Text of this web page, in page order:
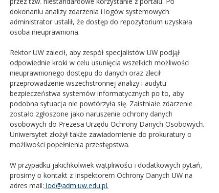
dokonaniu analizy zdarzenia i logów systemowych
administrator ustalił, że dostęp do repozytorium uzyskała
osoba nieuprawniona.
Rektor UW zalecił, aby zespół specjalistów UW podjął
odpowiednie kroki w celu usunięcia wszelkich możliwości
nieuprawnionego dostępu do danych oraz zlecił
przeprowadzenie wszechstronnej analizy i audytu
bezpieczeństwa systemów informatycznych po to, aby
podobna sytuacja nie powtórzyła się. Zaistniałe zdarzenie
zostało zgłoszone jako naruszenie ochrony danych
osobowych do Prezesa Urzędu Ochrony Danych Osobowych.
Uniwersytet złożył także zawiadomienie do prokuratury o
możliwości popełnienia przestępstwa.
W przypadku jakichkolwiek wątpliwości i dodatkowych pytań,
prosimy o kontakt z Inspektorem Ochrony Danych UW na
adres mail: iod@adm.uw.edu.pl.